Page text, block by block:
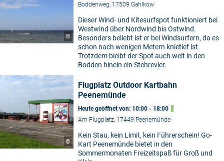
©
Boddenweg, 17509 Gahlkow
Dieser Wind- und Kitesurfspot funktioniert bei
Westwind über Nordwind bis Ostwind.
Besonders beliebt ist er bei Windsurfern, da es
schon nach wenigen Metern knietief ist.
Trotzdem bleibt der Spot auch weit in den
Bodden hinein ein Stehrevier.
©
Flugplatz Outdoor Kartbahn
Peenemünde
Heute geöffnet von: 10:00 - 18:00
Am Flugplatz, 17449 Peenemünde
Kein Stau, kein Limit, kein Führerschein! Go-
Kart Peenemünde bietet in den
Sommermonaten Freizeitspaß für Groß und